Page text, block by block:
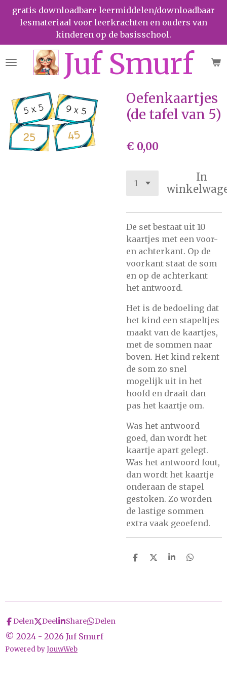
Ga
direct
de
hoofdinhoud
Juf Smurf
gratis downloadbare leermiddelen/downloadbaar
lesmateriaal voor leerkrachten en ouders van
kinderen op de basisschool.
Oefenkaartjes
(de tafel van 5)
€ 0,00
In
De set bestaat uit 10
kaartjes met een voor-
en achterkant. Op de
voorkant staat de som
en op de achterkant
het antwoord.
Het is de bedoeling dat
het kind een stapeltjes
maakt van de kaartjes,
met de sommen naar
boven. Het kind rekent
de som zo snel
mogelijk uit in het
hoofd en draait dan
pas het kaartje om.
Was het antwoord
goed, dan wordt het
kaartje apart gelegt.
Was het antwoord fout,
dan wordt het kaartje
onderaan de stapel
gestoken. Zo worden
de lastige sommen
extra vaak geoefend.
D
D
S
D
Delen Deel Share Delen
© 2024 - 2026 Juf Smurf
Powered byJouwWeb